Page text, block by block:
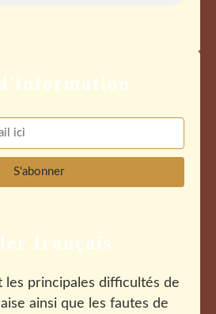
français
principales difficultés de
ainsi que les fautes de